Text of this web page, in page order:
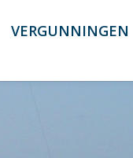
VERGUNNINGEN